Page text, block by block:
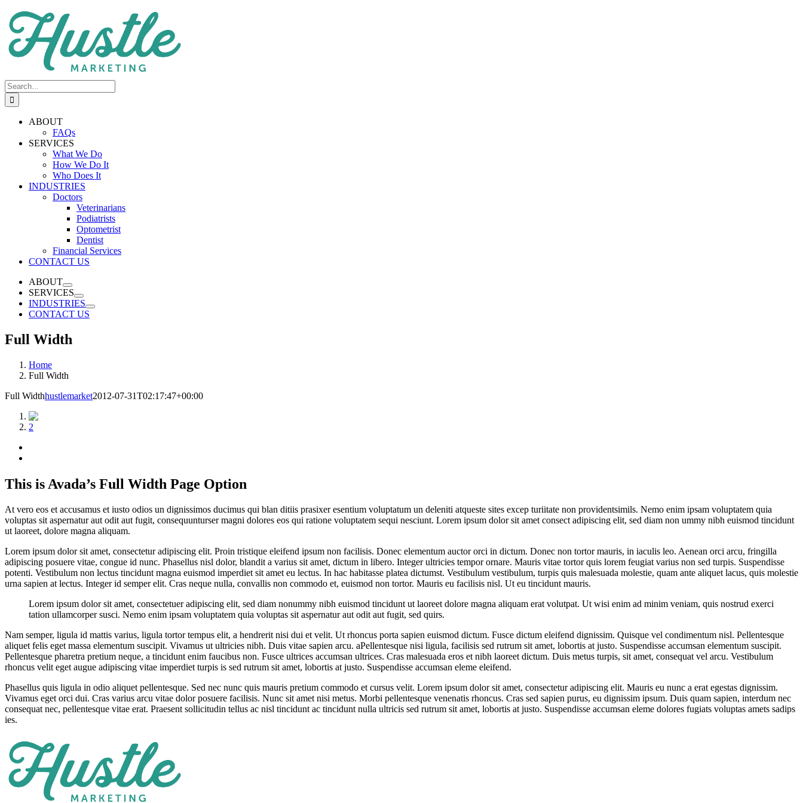
Skip
to
content
Search
for:
ABOUT
FAQs
SERVICES
What We Do
How We Do It
Who Does It
INDUSTRIES
Doctors
Veterinarians
Podiatrists
Optometrist
Dentist
Financial Services
CONTACT US
ABOUT
SERVICES
INDUSTRIES
CONTACT US
Full Width
Home
Full Width
Full Widthhustlemarket2012-07-31T02:17:47+00:00
1
2
This is Avada’s Full Width Page Option
At vero eos et accusamus et iusto odios un dignissimos ducimus qui blan ditiis prasixer esentium voluptatum un deleniti atqueste sites excep turiitate non providentsimils. Nemo enim ipsam voluptatem quia
voluptas sit aspernatur aut odit aut fugit, consequunturser magni dolores eos qui ratione voluptatem sequi nesciunt. Lorem ipsum dolor sit amet consect adipiscing elit, sed diam non ummy nibh euismod tincidunt
ut laoreet, dolore magna aliquam.
Lorem ipsum dolor sit amet, consectetur adipiscing elit. Proin tristique eleifend ipsum non facilisis. Donec elementum auctor orci in dictum. Donec non tortor mauris, in iaculis leo. Aenean orci arcu, fringilla
adipiscing posuere vitae, congue id nunc. Phasellus nisl dolor, blandit a varius sit amet, dictum in libero. Integer ultricies tempor ornare. Mauris vitae tortor quis lorem feugiat varius non sed turpis. Suspendisse
potenti. Vestibulum non lectus tincidunt magna euismod imperdiet sit amet eu lectus. In hac habitasse platea dictumst. Vestibulum vestibulum, turpis quis malesuada molestie, quam ante aliquet lacus, quis molestie
urna sapien at lectus. Integer id semper elit. Cras neque nulla, convallis non commodo et, euismod non tortor. Mauris eu facilisis nisl. Ut eu tincidunt mauris.
Lorem ipsum dolor sit amet, consectetuer adipiscing elit, sed diam nonummy nibh euismod tincidunt ut laoreet dolore magna aliquam erat volutpat. Ut wisi enim ad minim veniam, quis nostrud exerci
tation ullamcorper susci. Nemo enim ipsam voluptatem quia voluptas sit aspernatur aut odit aut fugit, sed quirs.
Nam semper, ligula id mattis varius, ligula tortor tempus elit, a hendrerit nisi dui et velit. Ut rhoncus porta sapien euismod dictum. Fusce dictum eleifend dignissim. Quisque vel condimentum nisl. Pellentesque
aliquet felis eget massa elementum suscipit. Vivamus ut ultricies nibh. Duis vitae sapien arcu. aPellentesque nisi ligula, facilisis sed rutrum sit amet, lobortis at justo. Suspendisse accumsan elementum suscipit.
Pellentesque pharetra pretium neque, a tincidunt enim faucibus non. Fusce ultrices accumsan ultrices. Cras malesuada eros et nibh laoreet dictum. Duis metus turpis, sit amet, consequat vel arcu. Vestibulum
rhoncus velit eget augue adipiscing vitae imperdiet turpis is sed rutrum sit amet, lobortis at justo. Suspendisse accumsan eleme eleifend.
Phasellus quis ligula in odio aliquet pellentesque. Sed nec nunc quis mauris pretium commodo et cursus velit. Lorem ipsum dolor sit amet, consectetur adipiscing elit. Mauris eu nunc a erat egestas dignissim.
Vivamus eget orci dui. Cras varius arcu vitae dolor posuere facilisis. Nunc sit amet nisi metus. Morbi pellentesque venenatis rhoncus. Cras sed sapien purus, eu dignissim ipsum. Duis quam sapien, interdum nec
consequat nec, pellentesque vitae erat. Praesent sollicitudin tellus ac nisl tincidunt ac tincidunt nulla ultricis sed rutrum sit amet, lobortis at justo. Suspendisse accumsan eleme dolores fugiats voluptas amets sadips
ies.